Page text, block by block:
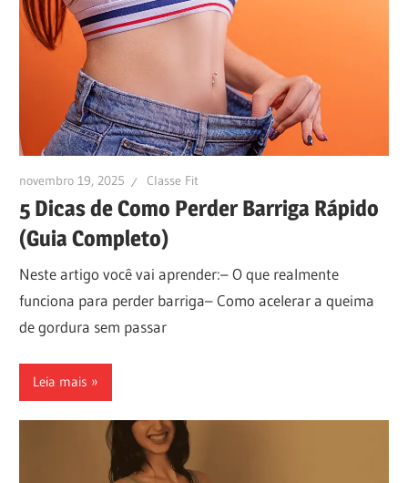
novembro 19, 2025 Classe Fit
5 Dicas de Como Perder Barriga Rápido
(Guia Completo)
Neste artigo você vai aprender:– O que realmente
funciona para perder barriga– Como acelerar a queima
de gordura sem passar
Leia mais